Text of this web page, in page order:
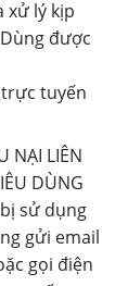
xử lý kịp
được
tuyến
NẠI LIÊN
DÙNG
sử dụng
gửi email
gọi điện